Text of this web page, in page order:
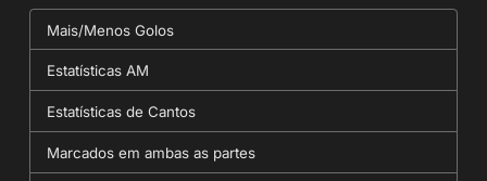
Mais/Menos Golos
Estatísticas AM
Estatísticas de Cantos
Marcados em ambas as partes